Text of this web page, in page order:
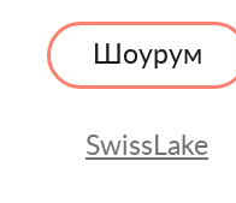
Шоурум
SwissLake